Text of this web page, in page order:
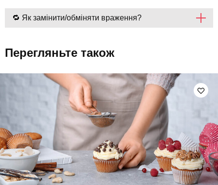
🔁 Як замінити/обміняти враження?
Перегляньте також